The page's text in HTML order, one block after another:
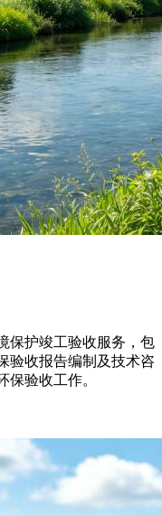
保护竣工验收服务，包
验收报告编制及技术咨
验收工作。